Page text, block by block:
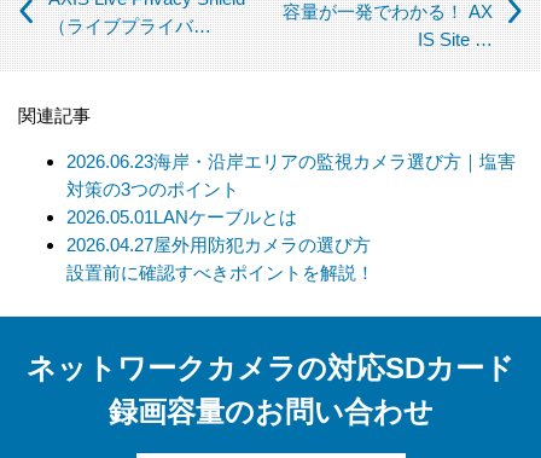
当社は、利用目的の達成に必要な範囲内において個人情報の取
扱いを第三者に委託する場合があります。この場合、法令及び
す。委託先に対しては個人情報の適切な取扱いを監督指導しま
す。
【個人情報の開示等の請求について】
当社は、開示対象個人情報の「利用目的の通知」「開示」「訂
正、追加、削除」「利用又は提供の拒否」の請求に応じており
らせください。
【個人情報提供の任意性及びその結果について】
（ライブプライバ…
容量が一発でわかる！ AX
IS Site …
関連記事
2026.06.23海岸・沿岸エリアの監視カメラ選び方｜塩害
対策の3つのポイント
2026.05.01LANケーブルとは
2026.04.27屋外用防犯カメラの選び方
設置前に確認すべきポイントを解説！
ネットワークカメラの対応SDカード
録画容量のお問い合わせ